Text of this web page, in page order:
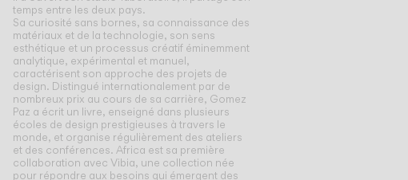
temps entre les deux pays.
Sa curiosité sans bornes, sa connaissance des
matériaux et de la technologie, son sens
esthétique et un processus créatif éminemment
analytique, expérimental et manuel,
caractérisent son approche des projets de
design. Distingué internationalement par de
nombreux prix au cours de sa carrière, Gomez
Paz a écrit un livre, enseigné dans plusieurs
écoles de design prestigieuses à travers le
monde, et organise régulièrement des ateliers
et des conférences. Africa est sa première
collaboration avec Vibia, une collection née
pour répondre aux besoins qui émergent des